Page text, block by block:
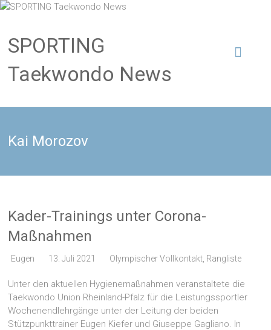
SPORTING
Taekwondo News
Kai Morozov
Kader-Trainings unter Corona-
Maßnahmen
Eugen 13. Juli 2021 Olympischer Vollkontakt Rangliste
Unter den aktuellen Hygienemaßnahmen veranstaltete die
Taekwondo Union Rheinland-Pfalz für die Leistungssportler
Wochenendlehrgänge unter der Leitung der beiden
Stützpunkttrainer Eugen Kiefer und Giuseppe Gagliano. In